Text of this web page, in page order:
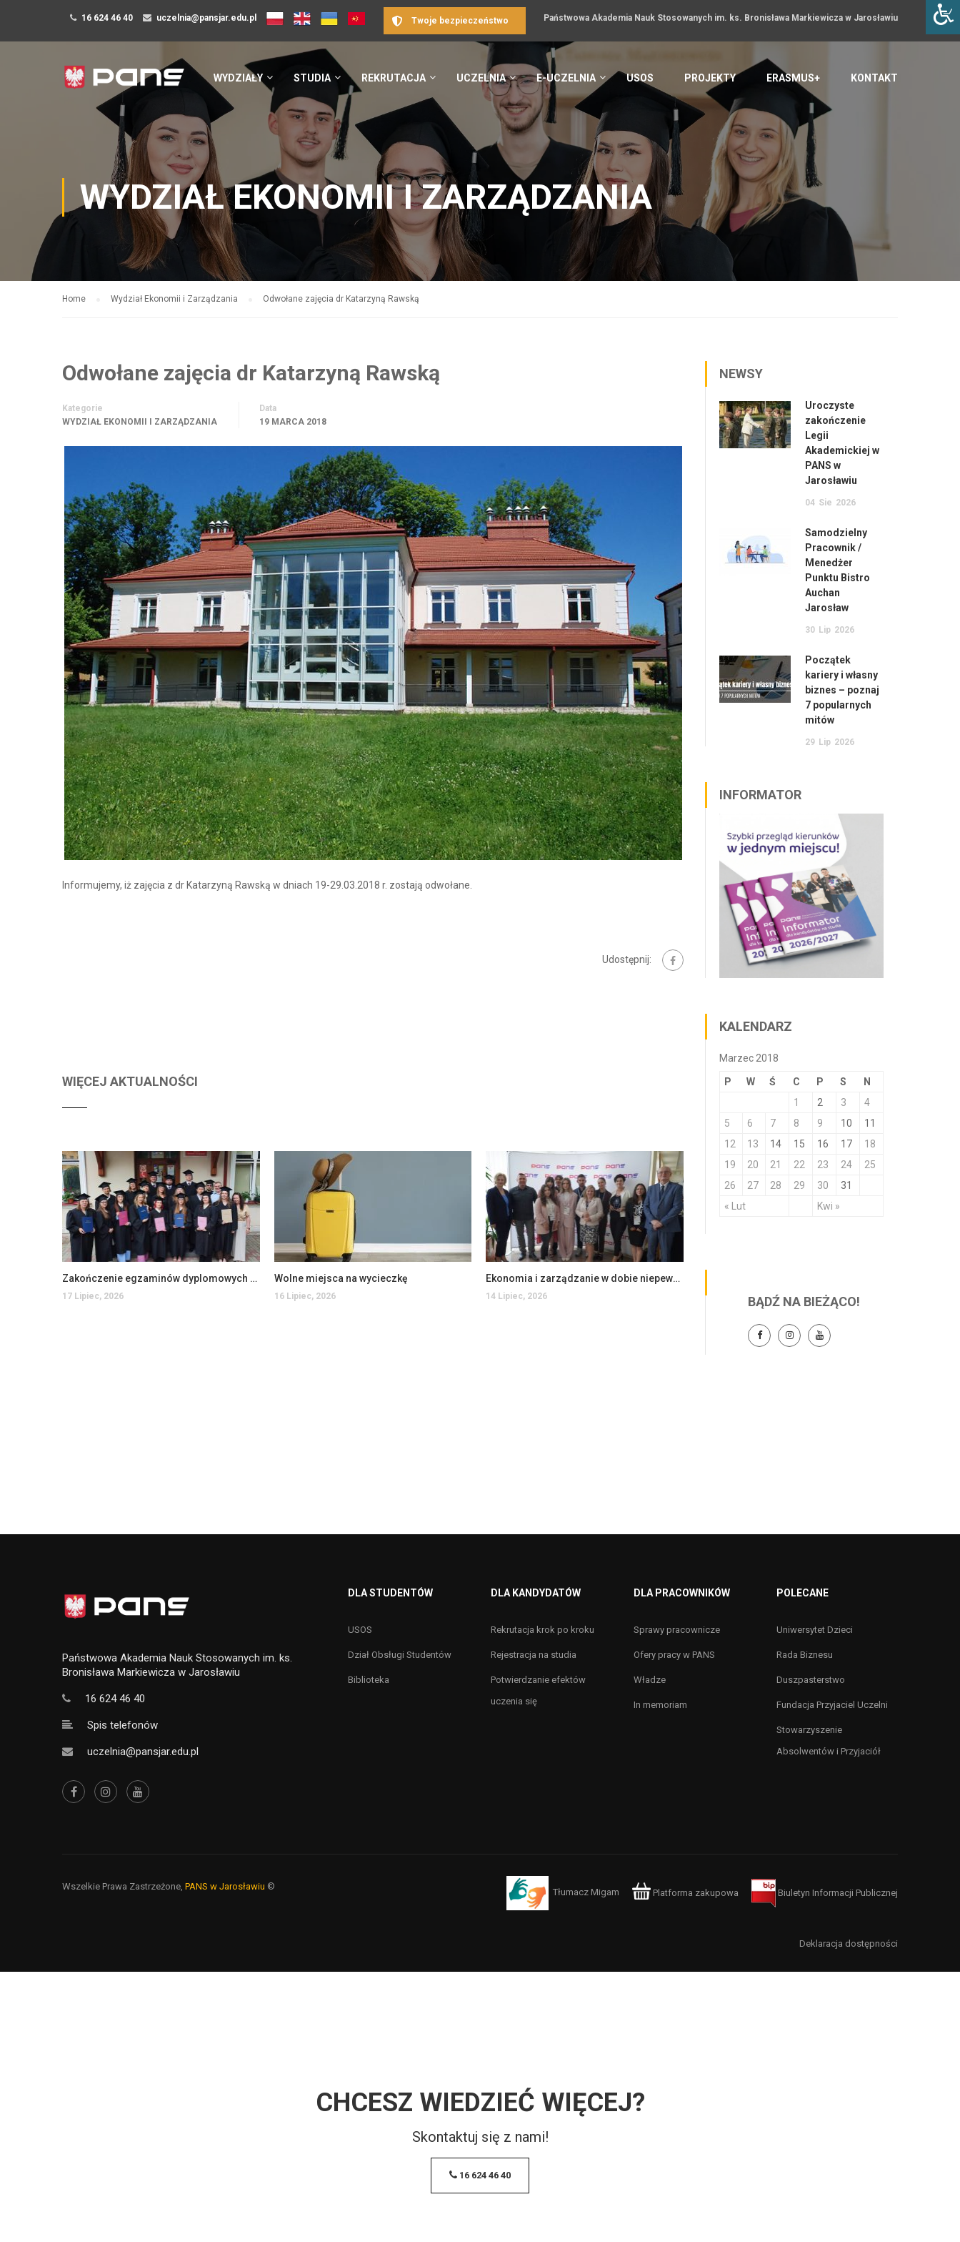
16 624 46 40 uczelnia@pansjar.edu.pl Państwowa Akademia Nauk Stosowanych im. ks. Bronisława Markiewicza w Jarosławiu
Twoje bezpieczeństwo
WYDZIAŁY STUDIA REKRUTACJA UCZELNIA E-UCZELNIA USOS PROJEKTY ERASMUS+ KONTAKT
WYDZIAŁ EKONOMII I ZARZĄDZANIA
Home Wydział Ekonomii i Zarządzania Odwołane zajęcia dr Katarzyną Rawską
Odwołane zajęcia dr Katarzyną Rawską
Kategorie
WYDZIAŁ EKONOMII I ZARZĄDZANIA
Data
19 MARCA 2018
Informujemy, iż zajęcia z dr Katarzyną Rawską w dniach 19-29.03.2018 r. zostają odwołane.
Udostępnij:
WIĘCEJ AKTUALNOŚCI
Zakończenie egzaminów dyplomowych na Wydziale Ekonomii i Zarządzania
17 Lipiec, 2026
Wolne miejsca na wycieczkę
16 Lipiec, 2026
Ekonomia i zarządzanie w dobie niepewności – konferencja naukowa
14 Lipiec, 2026
NEWSY
Uroczyste
zakończenie
Legii
Akademickiej w
PANS w
Jarosławiu
04 Sie 2026
Samodzielny
Pracownik /
Menedżer
Punktu Bistro
Auchan
Jarosław
30 Lip 2026
Początek
kariery i własny
biznes – poznaj
7 popularnych
mitów
29 Lip 2026
INFORMATOR
KALENDARZ
Marzec 2018
P W Ś C P S N
« Lut Kwi »
1 2 3
4
5
6 7 8 9 10
11
12
13 14 15 16 17
18
19
20 21 22 23 24
25
26
27 28 29 30 31
BĄDŹ NA BIEŻĄCO!
Państwowa Akademia Nauk Stosowanych im. ks.
Bronisława Markiewicza w Jarosławiu
16 624 46 40
Spis telefonów
uczelnia@pansjar.edu.pl
DLA STUDENTÓW
USOS
Dział Obsługi Studentów
Biblioteka
DLA KANDYDATÓW
Rekrutacja krok po kroku
Rejestracja na studia
Potwierdzanie efektów
uczenia się
DLA PRACOWNIKÓW
Sprawy pracownicze
Ofery pracy w PANS
Władze
In memoriam
POLECANE
Uniwersytet Dzieci
Rada Biznesu
Duszpasterstwo
Fundacja Przyjaciel Uczelni
Stowarzyszenie
Absolwentów i Przyjaciół
Wszelkie Prawa Zastrzeżone, PANS w Jarosławiu ©
Tłumacz Migam Platforma zakupowa Biuletyn Informacji Publicznej
Deklaracja dostępności
CHCESZ WIEDZIEĆ WIĘCEJ?
Skontaktuj się z nami!
16 624 46 40